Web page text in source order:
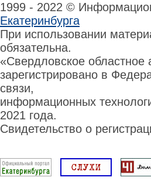
1999 - 2022 ©
Екатеринбурга
При использовании
обязательна.
«Свердловское областное
зарегистрировано в
связи,
информационных
2021 года.
Свидетельство о